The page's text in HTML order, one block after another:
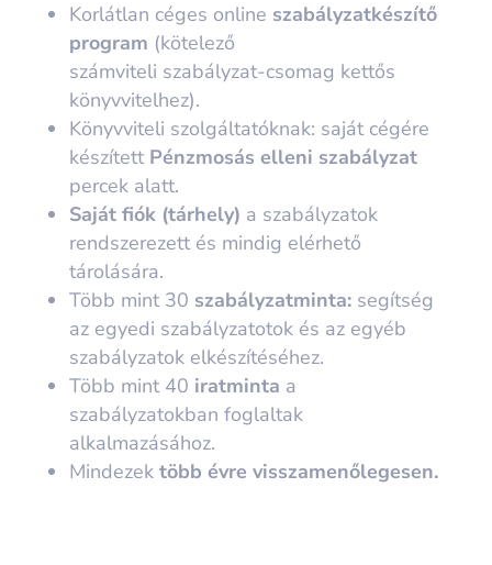
Korlátlan céges online szabályzatkészítő
program (kötelező
számviteli szabályzat-csomag kettős
könyvvitelhez).
Könyvviteli szolgáltatóknak: saját cégére
készített Pénzmosás elleni szabályzat
percek alatt.
Saját fiók (tárhely) a szabályzatok
rendszerezett és mindig elérhető
tárolására.
Több mint 30 szabályzatminta: segítség
az egyedi szabályzatotok és az egyéb
szabályzatok elkészítéséhez.
Több mint 40 iratminta a
szabályzatokban foglaltak
alkalmazásához.
Mindezek több évre visszamenőlegesen.